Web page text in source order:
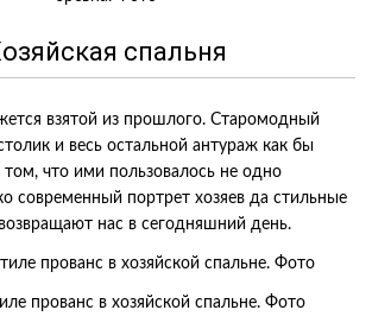
спальня
взятой из прошлого. Старомодный
и весь остальной антураж как бы
том, что ими пользовалось не одно
современный портрет хозяев да стильные
нас в сегодняшний день.
прованс в хозяйской спальне. Фото